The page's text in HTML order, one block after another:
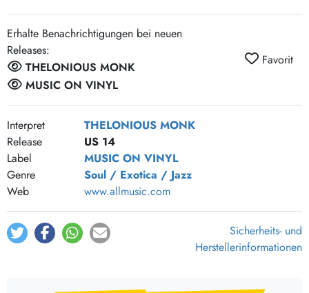
Erhalte Benachrichtigungen bei neuen
Releases:
THELONIOUS MONK
MUSIC ON VINYL
Favorit
Interpret
THELONIOUS MONK
Release
US 14
Label
MUSIC ON VINYL
Genre
Soul / Exotica / Jazz
Web
www.allmusic.com
Sicherheits- und
Herstellerinformationen